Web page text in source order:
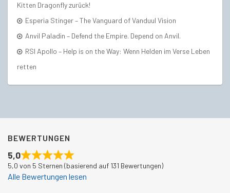
Kitten Dragonfly zurück!
Esperia Stinger – The Vanguard of Vanduul Vision
Anvil Paladin – Defend the Empire. Depend on Anvil.
RSI Apollo – Help is on the Way: Wenn Helden im Verse Leben
retten
BEWERTUNGEN
5,0
5,0 von 5 Sternen (basierend auf 131 Bewertungen)
Alle Bewertungen lesen